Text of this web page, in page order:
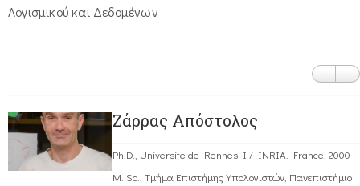
Λογισμικού και Δεδομένων
Ζάρρας Απόστολος
Ph.D., Universite de Rennes I / INRIA. France, 2000
M. Sc., Τμήμα Επιστήμης Υπολογιστών, Πανεπιστήμιο